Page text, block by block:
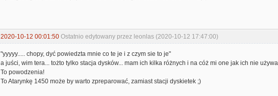
2020-10-12 00:01:50 Ostatnio edytowany przez leonlas (2020-10-12 17:47:00)
"yyyyy..... chopy, dyć powiedzta mnie co te je i z czym sie to je"
a juści, wim tera... tożto tylko stacja dysków... mam ich kilka różnych i na cóż mi one jak ich nie
To powodzenia!
To Atarynkę 1450 może by warto zpreparować, zamiast stacji dyskietek ;)